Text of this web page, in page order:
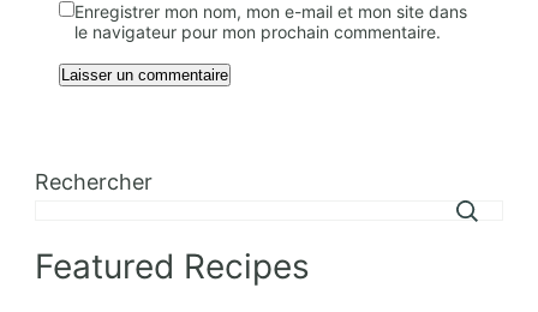
Enregistrer mon nom, mon e-mail et mon site dans
le navigateur pour mon prochain commentaire.
Rechercher
Featured Recipes